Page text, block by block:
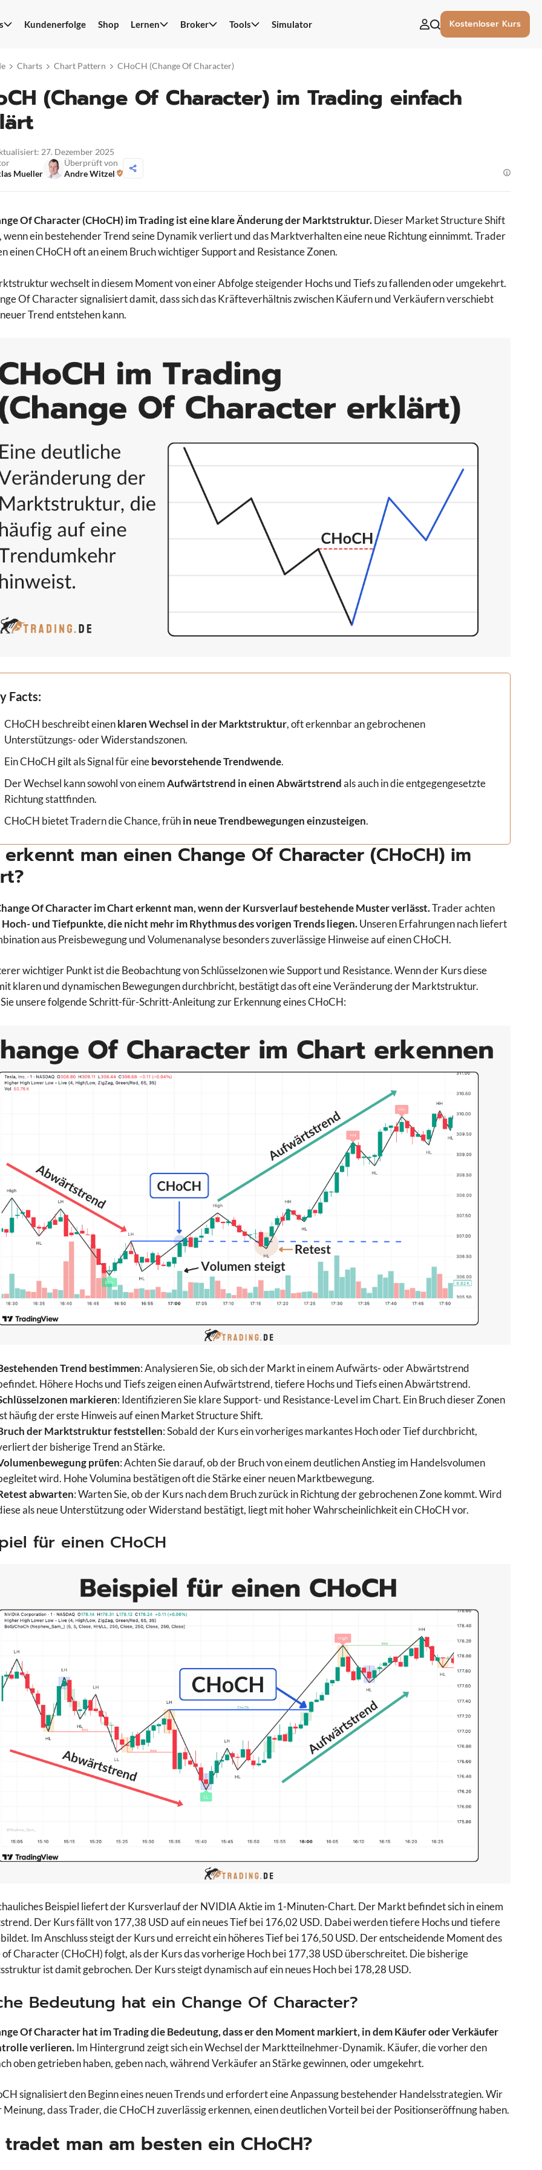
Kundenerfolge Shop Lernen Broker Tools Simulator Kostenloser Kurs
Charts Chart Pattern CHoCH (Change Of Character)
(Change Of Character) im Trading einfach
27. Dezember 2025
Mueller
Überprüft von
Andre Witzel
Of Character (CHoCH) im Trading ist eine klare Änderung der Marktstruktur.Dieser Market Structure Shift
ein bestehender Trend seine Dynamik verliert und das Marktverhalten eine neue Richtung einnimmt. Trader
einen CHoCH oft an einem Bruch wichtiger Support and Resistance Zonen.
wechselt in diesem Moment von einer Abfolge steigender Hochs und Tiefs zu fallenden oder umgekehrt.
Of Character signalisiert damit, dass sich das Kräfteverhältnis zwischen Käufern und Verkäufern verschiebt
Trend entstehen kann.
Facts:
CHoCH beschreibt einenklaren Wechsel in der Marktstruktur, oft erkennbar an gebrochenen
Unterstützungs- oder Widerstandszonen.
Ein CHoCH gilt als Signal für einebevorstehende Trendwende.
Der Wechsel kann sowohl von einemAufwärtstrend in einen Abwärtstrendals auch in die entgegengesetzte
Richtung stattfinden.
CHoCH bietet Tradern die Chance, frühin neue Trendbewegungen einzusteigen.
man einen Change Of Character (CHoCH) im
Of Character im Chart erkennt man, wenn der Kursverlauf bestehende Muster verlässt.Trader achten
Hoch- und Tiefpunkte, die nicht mehr im Rhythmus des vorigen Trends liegen.Unseren Erfahrungen nach liefert
aus Preisbewegung und Volumenanalyse besonders zuverlässige Hinweise auf einen CHoCH.
wichtiger Punkt ist die Beobachtung von Schlüsselzonen wie Support und Resistance. Wenn der Kurs diese
klaren und dynamischen Bewegungen durchbricht, bestätigt das oft eine Veränderung der Marktstruktur.
unsere folgende Schritt-für-Schritt-Anleitung zur Erkennung eines CHoCH:
Trend bestimmen: Analysieren Sie, ob sich der Markt in einem Aufwärts- oder Abwärtstrend
Höhere Hochs und Tiefs zeigen einen Aufwärtstrend, tiefere Hochs und Tiefs einen Abwärtstrend.
markieren: Identifizieren Sie klare Support- und Resistance-Level im Chart. Ein Bruch dieser Zonen
häufig der erste Hinweis auf einen Market Structure Shift.
der Marktstruktur feststellen: Sobald der Kurs ein vorheriges markantes Hoch oder Tief durchbricht,
der bisherige Trend an Stärke.
prüfen: Achten Sie darauf, ob der Bruch von einem deutlichen Anstieg im Handelsvolumen
wird. Hohe Volumina bestätigen oft die Stärke einer neuen Marktbewegung.
abwarten: Warten Sie, ob der Kurs nach dem Bruch zurück in Richtung der gebrochenen Zone kommt. Wird
als neue Unterstützung oder Widerstand bestätigt, liegt mit hoher Wahrscheinlichkeit ein CHoCH vor.
für einen CHoCH
Beispiel liefert der Kursverlauf der NVIDIA Aktie im 1-Minuten-Chart. Der Markt befindet sich in einem
Der Kurs fällt von 177,38 USD auf ein neues Tief bei 176,02 USD. Dabei werden tiefere Hochs und tiefere
Im Anschluss steigt der Kurs und erreicht ein höheres Tief bei 176,50 USD. Der entscheidende Moment des
of Character (CHoCH) folgt, als der Kurs das vorherige Hoch bei 177,38 USD überschreitet. Die bisherige
ist damit gebrochen. Der Kurs steigt dynamisch auf ein neues Hoch bei 178,28 USD.
Bedeutung hat ein Change Of Character?
Of Character hat im Trading die Bedeutung, dass er den Moment markiert, in dem Käufer oder Verkäufer
verlieren.Im Hintergrund zeigt sich ein Wechsel der Marktteilnehmer-Dynamik. Käufer, die vorher den
oben getrieben haben, geben nach, während Verkäufer an Stärke gewinnen, oder umgekehrt.
signalisiert den Beginn eines neuen Trends und erfordert eine Anpassung bestehender Handelsstrategien. Wir
Meinung, dass Trader, die CHoCH zuverlässig erkennen, einen deutlichen Vorteil bei der Positionseröffnung haben.
man am besten ein CHoCH?